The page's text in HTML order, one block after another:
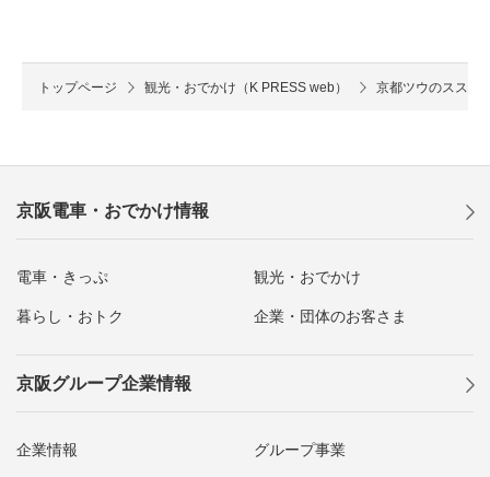
トップページ 観光・おでかけ（K PRESS web） 京都ツウのススメ
京阪電車・おでかけ情報
電車・きっぷ 観光・おでかけ
暮らし・おトク 企業・団体のお客さま
京阪グループ企業情報
企業情報 グループ事業